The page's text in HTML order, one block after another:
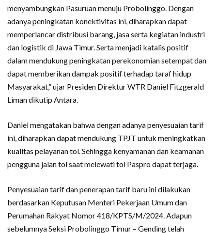
menyambungkan Pasuruan menuju Probolinggo. Dengan
adanya peningkatan konektivitas ini, diharapkan dapat
memperlancar distribusi barang, jasa serta kegiatan industri
dan logistik di Jawa Timur. Serta menjadi katalis positif
dalam mendukung peningkatan perekonomian setempat dan
dapat memberikan dampak positif terhadap taraf hidup
Masyarakat,” ujar Presiden Direktur WTR Daniel Fitzgerald
Liman dikutip Antara.
Daniel mengatakan bahwa dengan adanya penyesuaian tarif
ini, diharapkan dapat mendukung TPJT untuk meningkatkan
kualitas pelayanan tol. Sehingga kenyamanan dan keamanan
pengguna jalan tol saat melewati tol Paspro dapat terjaga.
Penyesuaian tarif dan penerapan tarif baru ini dilakukan
berdasarkan Keputusan Menteri Pekerjaan Umum dan
Perumahan Rakyat Nomor 418/KPTS/M/2024. Adapun
sebelumnya Seksi Probolinggo Timur – Gending telah